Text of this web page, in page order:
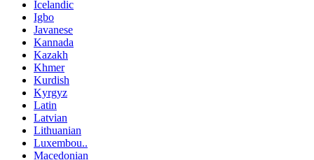
Icelandic
Igbo
Javanese
Kannada
Kazakh
Khmer
Kurdish
Kyrgyz
Latin
Latvian
Lithuanian
Luxembou..
Macedonian